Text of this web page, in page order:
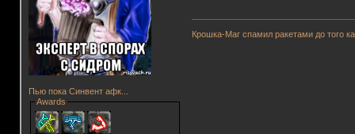
Пью пока Синвент афк...
Awards
Крошка-Маг спамил ракетами до того